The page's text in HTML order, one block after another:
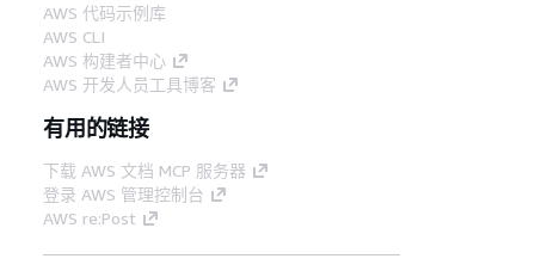
AWS 代码示例库
AWS CLI
AWS 构建者中心
AWS 开发人员工具博客
有用的链接
下载 AWS 文档 MCP 服务器
登录 AWS 管理控制台
AWS re:Post